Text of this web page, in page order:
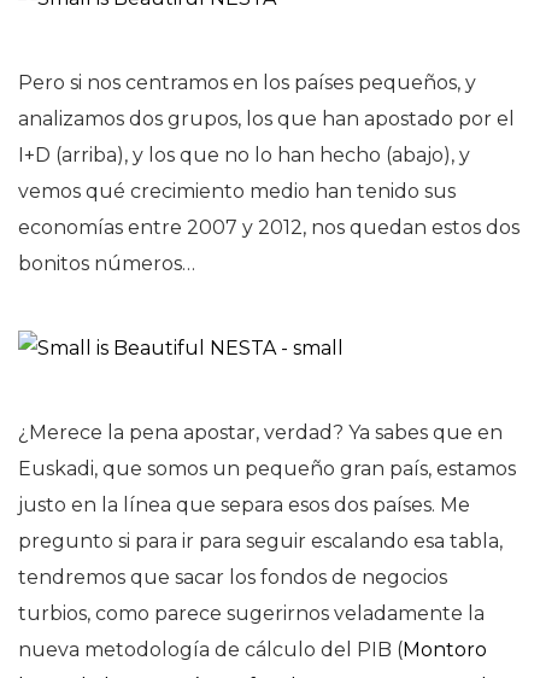
Pero si nos centramos en los países pequeños, y
analizamos dos grupos, los que han apostado por el
I+D (arriba), y los que no lo han hecho (abajo), y
vemos qué crecimiento medio han tenido sus
economías entre 2007 y 2012, nos quedan estos dos
bonitos números…
¿Merece la pena apostar, verdad? Ya sabes que en
Euskadi, que somos un pequeño gran país, estamos
justo en la línea que separa esos dos países. Me
pregunto si para ir para seguir escalando esa tabla,
tendremos que sacar los fondos de negocios
turbios, como parece sugerirnos veladamente la
nueva metodología de cálculo del PIB (Montoro